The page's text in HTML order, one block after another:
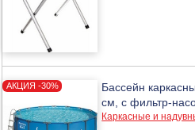
Бассейн
см, с фильтр-
Каркасные и